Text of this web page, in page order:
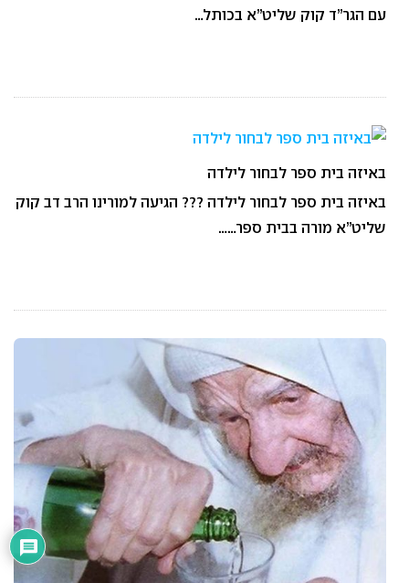
עם הגר”ד קוק שליט”א בכותל…
באיזה בית ספר לבחור לילדה
באיזה בית ספר לבחור לילדה ??? הגיעה למורינו הרב דב קוק
שליט”א מורה בבית ספר……